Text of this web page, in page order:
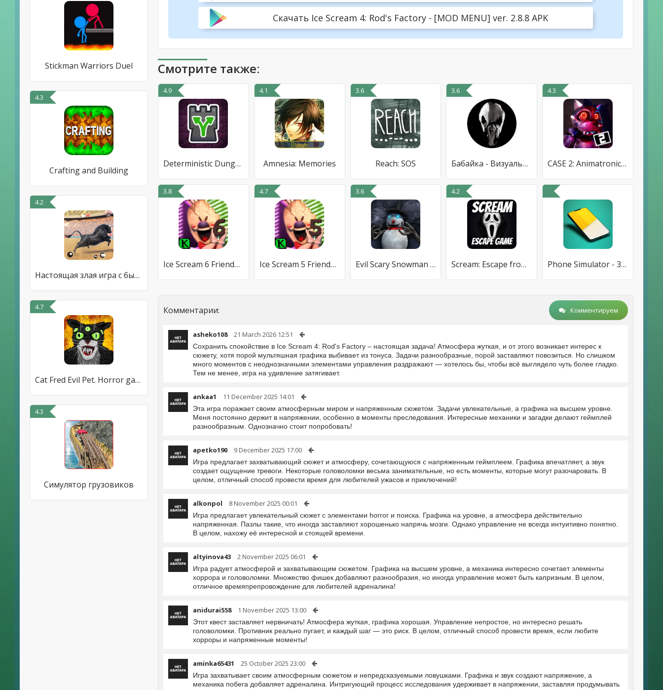
Stickman Warriors Duel
4.3
Crafting and Building
4.2
Настоящая злая игра с быками
4.7
Cat Fred Evil Pet. Horror game
4.3
Симулятор грузовиков
Скачать Ice Scream 4: Rod's Factory - [MOD MENU] ver. 2.8.8 APK
Смотрите также:
4.9
Deterministic Dungeon
4.1
Amnesia: Memories
3.6
Reach: SOS
3.6
Бабайка - Визуальная новелла
4.3
CASE 2: Animatronics Хоррор
3.8
Ice Scream 6 Friends: Charlie
4.7
Ice Scream 5 Friends: Mike
3.6
Evil Scary Snowman Games 3d
4.2
Scream: Escape from Ghost Face Phone Simulator - 3D Maker
Комментарии: Комментируем
asheko108 21 March 2026 12:51
Сохранить спокойствие в Ice Scream 4: Rod's Factory – настоящая задача! Атмосфера жуткая, и от этого возникает интерес к
сюжету, хотя порой мультяшная графика выбивает из тонуса. Задачи разнообразные, порой заставляют повозиться. Но слишком
много моментов с неоднозначными элементами управления раздражают — хотелось бы, чтобы всё выглядело чуть более гладко.
Тем не менее, игра на удивление затягивает.
ankaa1 11 December 2025 14:01
Эта игра поражает своим атмосферным миром и напряженным сюжетом. Задачи увлекательные, а графика на высшем уровне.
Меня постоянно держит в напряжении, особенно в моменты преследования. Интересные механики и загадки делают геймплей
разнообразным. Однозначно стоит попробовать!
apetko190 9 December 2025 17:00
Игра предлагает захватывающий сюжет и атмосферу, сочетающуюся с напряженным геймплеем. Графика впечатляет, а звук
создает ощущение тревоги. Некоторые головоломки весьма занимательные, но есть моменты, которые могут разочаровать. В
целом, отличный способ провести время для любителей ужасов и приключений!
alkonpol 8 November 2025 00:01
Игра предлагает увлекательный сюжет с элементами horror и поиска. Графика на уровне, а атмосфера действительно
напряженная. Пазлы такие, что иногда заставляют хорошенько напрячь мозги. Однако управление не всегда интуитивно понятно.
В целом, нахожу её интересной и стоящей времени.
altyinova43 2 November 2025 06:01
Игра радует атмосферой и захватывающим сюжетом. Графика на высшем уровне, а механика интересно сочетает элементы
хоррора и головоломки. Множество фишек добавляют разнообразия, но иногда управление может быть капризным. В целом,
отличное времяпрепровождение для любителей адреналина!
anidurai558 1 November 2025 13:00
Этот квест заставляет нервничать! Атмосфера жуткая, графика хорошая. Управление непростое, но интересно решать
головоломки. Противник реально пугает, и каждый шаг — это риск. В целом, отличный способ провести время, если любите
хорроры и напряженные моменты!
aminka65431 25 October 2025 23:00
Игра захватывает своим атмосферным сюжетом и непредсказуемыми ловушками. Графика и звук создают напряжение, а
механика побега добавляет адреналина. Интригующий процесс исследования удерживает в напряжении, заставляя продумывать